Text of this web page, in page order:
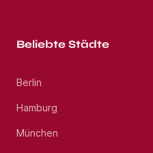
Beliebte Städte
Berlin
Hamburg
München